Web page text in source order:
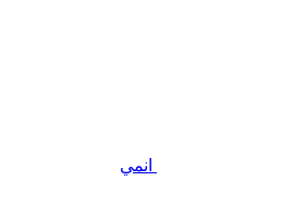
انمي